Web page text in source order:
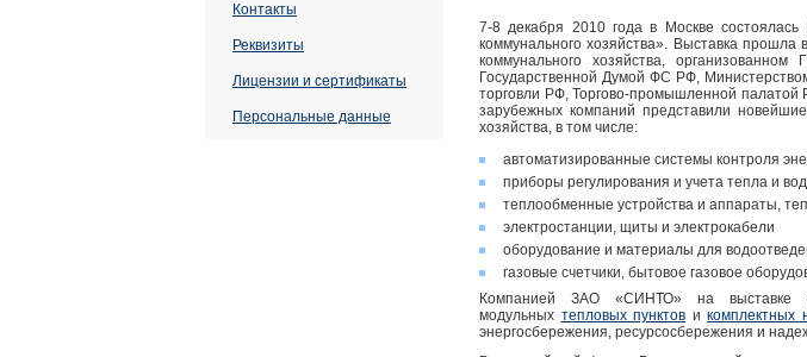
Контакты
Реквизиты
Лицензии и сертификаты
Персональные данные
7-8 декабря 2010 года в Москве
коммунального хозяйства». Выставка
коммунального хозяйства,
Государственной Думой ФС РФ,
торговли РФ, Торгово-промышленной
зарубежных компаний представили
хозяйства, в том числе:
автоматизированные системы контроля
приборы регулирования и учета тепла и
теплообменные устройства и аппараты,
электростанции, щиты и электрокабели
оборудование и материалы для
газовые счетчики, бытовое газовое
Компанией ЗАО «СИНТО» на выставке
модульных тепловых пунктов икомплектных
энергосбережения, ресурсосбережения и